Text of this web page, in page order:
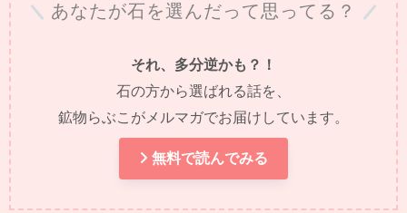
あなたが石を選んだって思ってる？
それ、多分逆かも？！
石の方から選ばれる話を、
鉱物らぶこがメルマガでお届けしています。
無料で読んでみる